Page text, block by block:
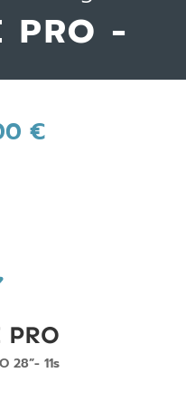
PRO -
€
PRO
28”- 11s